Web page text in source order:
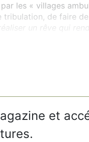
les « villages
de faire
un rêve qui rend
et